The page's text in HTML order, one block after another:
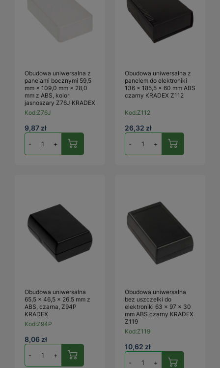
Obudowa uniwersalna z
panelami bocznymi 59,5
mm × 109,0 mm × 28,0
mm z ABS, kolor
jasnoszary Z76J KRADEX
Kod:Z76J
9,87 zł
- +
Obudowa uniwersalna z
panelem do elektroniki
136 × 185,5 × 60 mm ABS
czarny KRADEX Z112
Kod:Z112
26,32 zł
- +
Obudowa uniwersalna
65,5 × 46,5 × 26,5 mm z
ABS, czarna, Z94P
KRADEX
Kod:Z94P
8,06 zł
- +
Obudowa uniwersalna
bez uszczelki do
elektroniki 63 × 97 × 30
mm ABS czarny KRADEX
Z119
Kod:Z119
10,62 zł
- +